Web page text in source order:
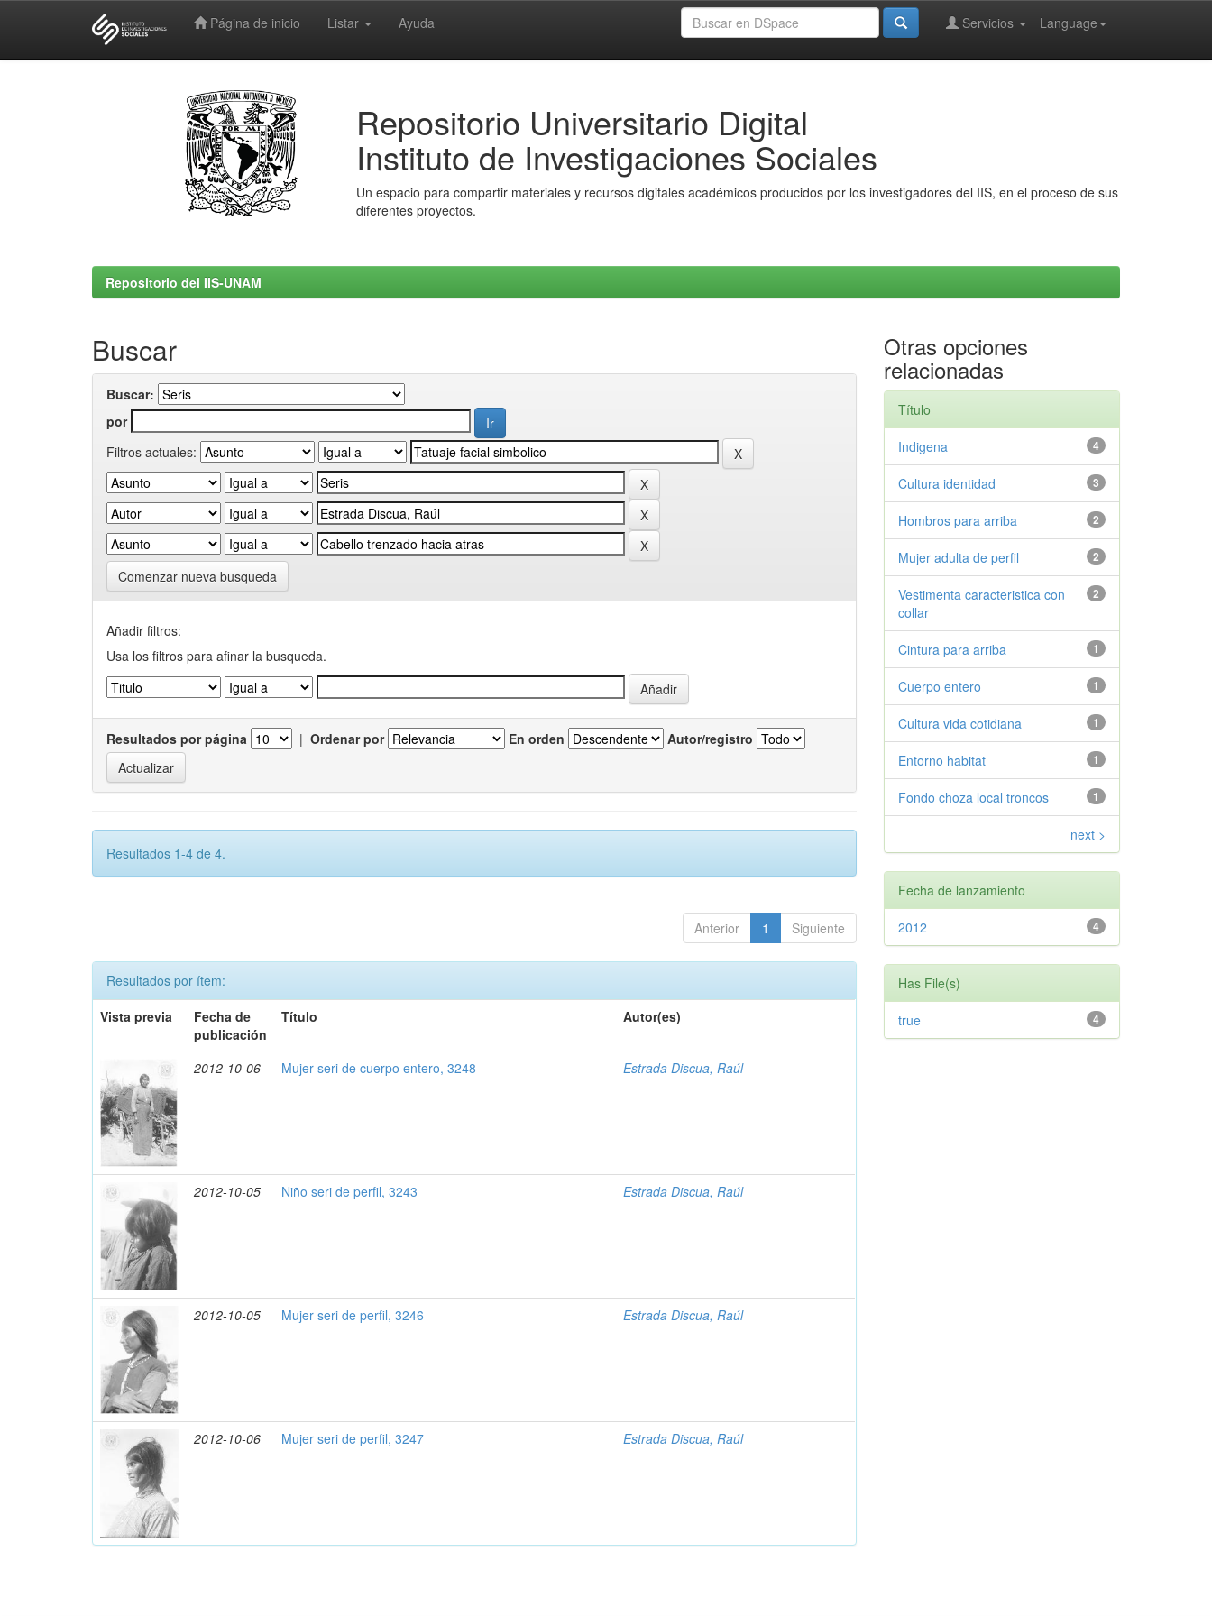
Página de inicio Listar Ayuda Language
Servicios
Repositorio Universitario Digital
Instituto de Investigaciones Sociales
Un espacio para compartir materiales y recursos digitales académicos producidos por los investigadores del IIS, en el proceso de sus
diferentes proyectos.
Repositorio del IIS-UNAM
Buscar
Buscar:
por
Filtros actuales:
Comenzar nueva busqueda
Añadir filtros:
Usa los filtros para afinar la busqueda.
Resultados por página | Ordenar por En orden Autor/registro
Resultados 1-4 de 4.
Anterior 1 Siguiente
Resultados por ítem:
Vista previa
Fecha de
publicación
Título Autor(es)
2012-10-06 Mujer seri de cuerpo entero, 3248 Estrada Discua, Raúl
2012-10-05 Niño seri de perfil, 3243 Estrada Discua, Raúl
2012-10-05 Mujer seri de perfil, 3246 Estrada Discua, Raúl
2012-10-06 Mujer seri de perfil, 3247 Estrada Discua, Raúl
Otras opciones
relacionadas
Título
4
Indigena
3
Cultura identidad
2
Hombros para arriba
2
Mujer adulta de perfil
2
Vestimenta caracteristica con
collar
1
Cintura para arriba
1
Cuerpo entero
1
Cultura vida cotidiana
1
Entorno habitat
1
Fondo choza local troncos
next >
Fecha de lanzamiento
4
2012
Has File(s)
4
true